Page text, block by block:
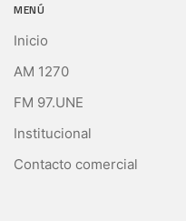
MENÚ
Inicio
AM 1270
FM 97.UNE
Institucional
Contacto comercial